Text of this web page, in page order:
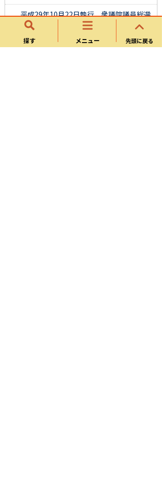
探す メニュー 先頭に戻る
平成29年10月22日執行 衆議院議員総選
挙 投票速報
平成26年12月14日執行 衆議院議員総選